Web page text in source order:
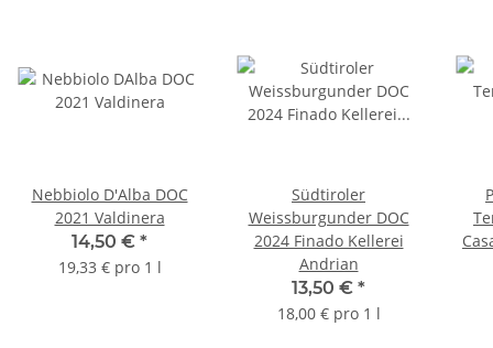
Nebbiolo D'Alba DOC
2021 Valdinera
14,50 € *
19,33 € pro 1 l
Südtiroler
Weissburgunder DOC
2024 Finado Kellerei
Andrian
13,50 € *
18,00 € pro 1 l